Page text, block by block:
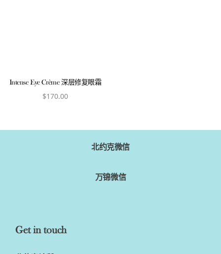
Intense Eye Crème 深层修复眼霜
$170.00
北约克微信
万锦微信
Get in touch